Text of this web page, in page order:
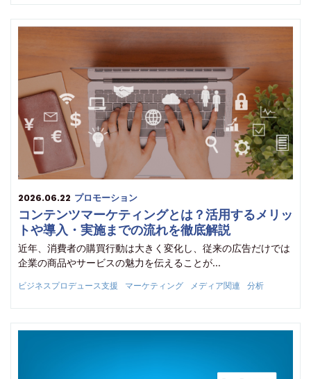
2026.06.22 プロモーション
コンテンツマーケティングとは？活用するメリッ
トや導入・実施までの流れを徹底解説
近年、消費者の購買行動は大きく変化し、従来の広告だけでは
企業の商品やサービスの魅力を伝えることが…
ビジネスプロデュース支援 マーケティング メディア関連 分析